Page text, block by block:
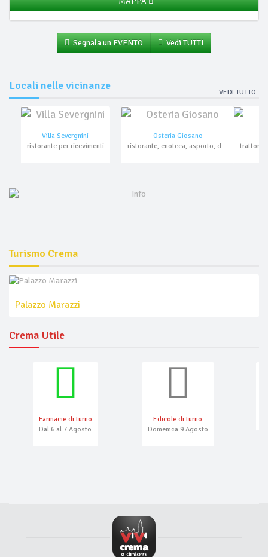
Segnala un EVENTO Vedi TUTTI
Locali nelle vicinanze
VEDI TUTTO
Villa Severgnini
ristorante per ricevimenti
Osteria Giosano
ristorante, enoteca, asporto, domicilio
Turismo Crema
Palazzo Marazzi
Crema Utile
Farmacie di turno
Dal 6 al 7 Agosto
Edicole di turno
Domenica 9 Agosto